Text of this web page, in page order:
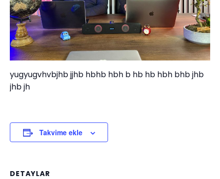
yugyugvhvbjhb jjhb hbhb hbh b hb hb hbh bhb jhb
jhb jh
Takvime ekle
DETAYLAR